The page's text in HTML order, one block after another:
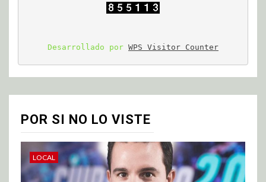
Desarrollado por WPS Visitor Counter
POR SI NO LO VISTE
LOCAL